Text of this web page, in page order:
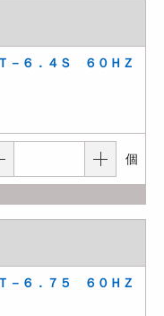
－６．４Ｓ ６０ＨＺ
個
－６．７５ ６０ＨＺ